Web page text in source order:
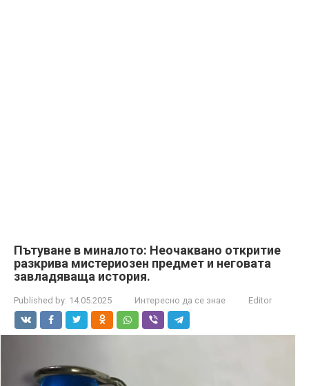
Пътуване в миналото: Неочаквано откритие
разкрива мистериозен предмет и неговата
завладяваща история.
Published by: 14.05.2025 Интересно да се знае Editor